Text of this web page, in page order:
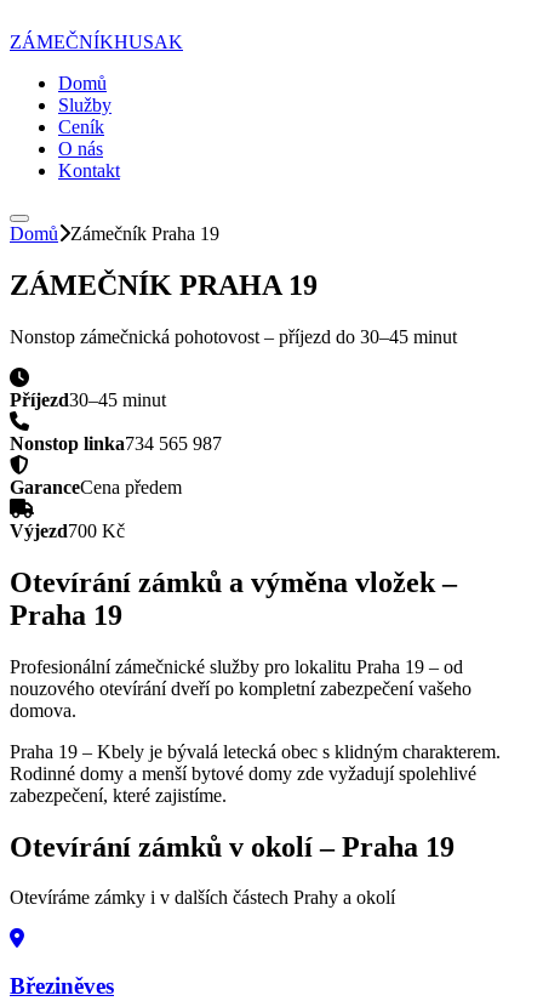
ZÁMEČNÍKHUSAK
Domů
Služby
Ceník
O nás
Kontakt
Domů Zámečník Praha 19
ZÁMEČNÍK PRAHA 19
Nonstop zámečnická pohotovost – příjezd do 30–45 minut
Příjezd30–45 minut
Nonstop linka734 565 987
GaranceCena předem
Výjezd700 Kč
Otevírání zámků a výměna vložek –
Praha 19
Profesionální zámečnické služby pro lokalitu Praha 19 – od
nouzového otevírání dveří po kompletní zabezpečení vašeho
domova.
Praha 19 – Kbely je bývalá letecká obec s klidným charakterem.
Rodinné domy a menší bytové domy zde vyžadují spolehlivé
zabezpečení, které zajistíme.
Otevírání zámků v okolí –Praha 19
Otevíráme zámky i v dalších částech Prahy a okolí
Březiněves